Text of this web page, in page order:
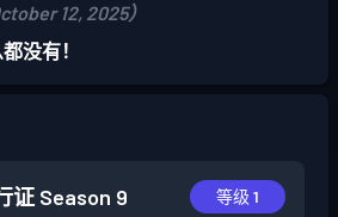
12, 2025）
没有！
证 Season 9 等级 1